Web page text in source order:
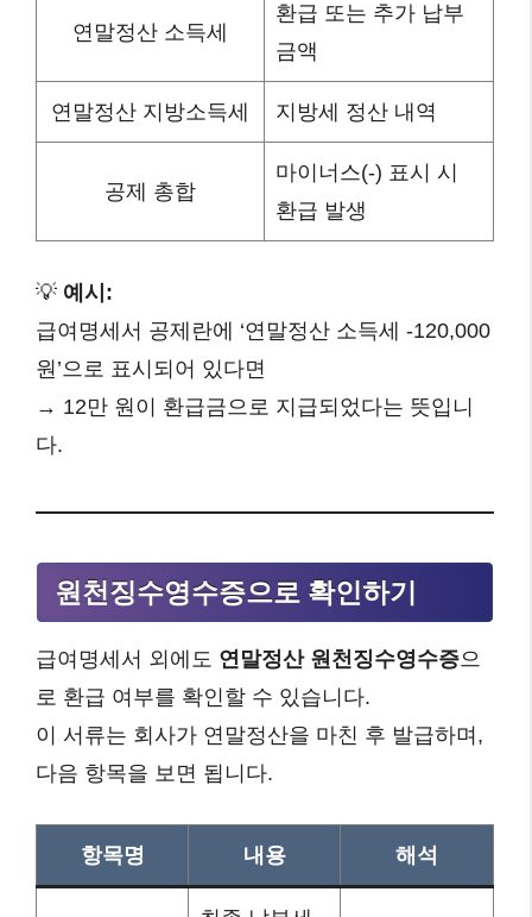
연말정산 소득세
환급 또는 추가 납부
금액
연말정산 지방소득세 지방세 정산 내역
공제 총합
마이너스(-) 표시 시
환급 발생
💡 예시:
급여명세서 공제란에 ‘연말정산 소득세 -120,000
원’으로 표시되어 있다면
→ 12만 원이 환급금으로 지급되었다는 뜻입니
다.
원천징수영수증으로 확인하기
급여명세서 외에도 연말정산 원천징수영수증으
로 환급 여부를 확인할 수 있습니다.
이 서류는 회사가 연말정산을 마친 후 발급하며,
다음 항목을 보면 됩니다.
항목명 내용 해석